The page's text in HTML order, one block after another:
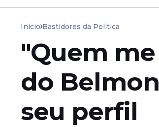
Início Bastidores da Política
"Quem
do
seu perfil